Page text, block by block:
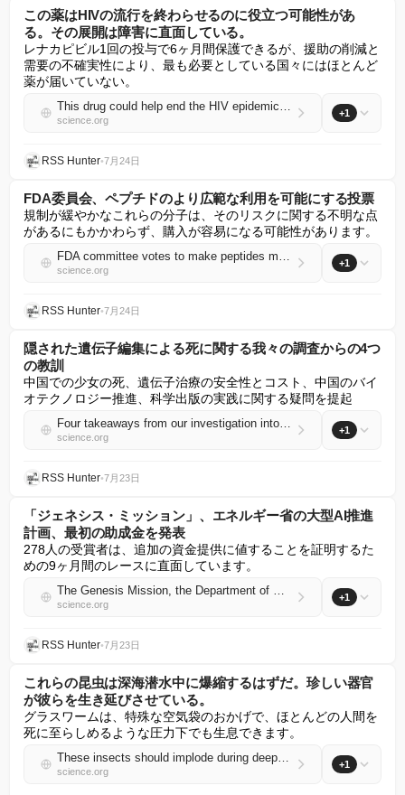
この薬はHIVの流行を終わらせるのに役立つ可能性があ
る。その展開は障害に直面している。
レナカピビル1回の投与で6ヶ月間保護できるが、援助の削減と
需要の不確実性により、最も必要としている国々にはほとんど
薬が届いていない。
This drug could help end the HIV epidemic. Its rollout has hit speed bumps
science.org
+1
RSS Hunter•7月24日
FDA委員会、ペプチドのより広範な利用を可能にする投票
規制が緩やかなこれらの分子は、そのリスクに関する不明な点
があるにもかかわらず、購入が容易になる可能性があります。
FDA committee votes to make peptides more widely available
science.org
+1
RSS Hunter•7月24日
隠された遺伝子編集による死に関する我々の調査からの4つ
の教訓
中国での少女の死、遺伝子治療の安全性とコスト、中国のバイ
オテクノロジー推進、科学出版の実践に関する疑問を提起
Four takeaways from our investigation into a hidden gene-editing death
science.org
+1
RSS Hunter•7月23日
「ジェネシス・ミッション」、エネルギー省の大型AI推進
計画、最初の助成金を発表
278人の受賞者は、追加の資金提供に値することを証明するた
めの9ヶ月間のレースに直面しています。
The Genesis Mission, the Department of Energy’s big AI push, unveils first grants
science.org
+1
RSS Hunter•7月23日
これらの昆虫は深海潜水中に爆縮するはずだ。珍しい器官
が彼らを生き延びさせている。
グラスワームは、特殊な空気袋のおかげで、ほとんどの人間を
死に至らしめるような圧力下でも生息できます。
These insects should implode during deep dives. An unusual organ keeps them alive
science.org
+1